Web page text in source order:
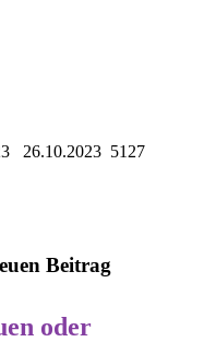
26.10.2023 5127
Beitrag
oder